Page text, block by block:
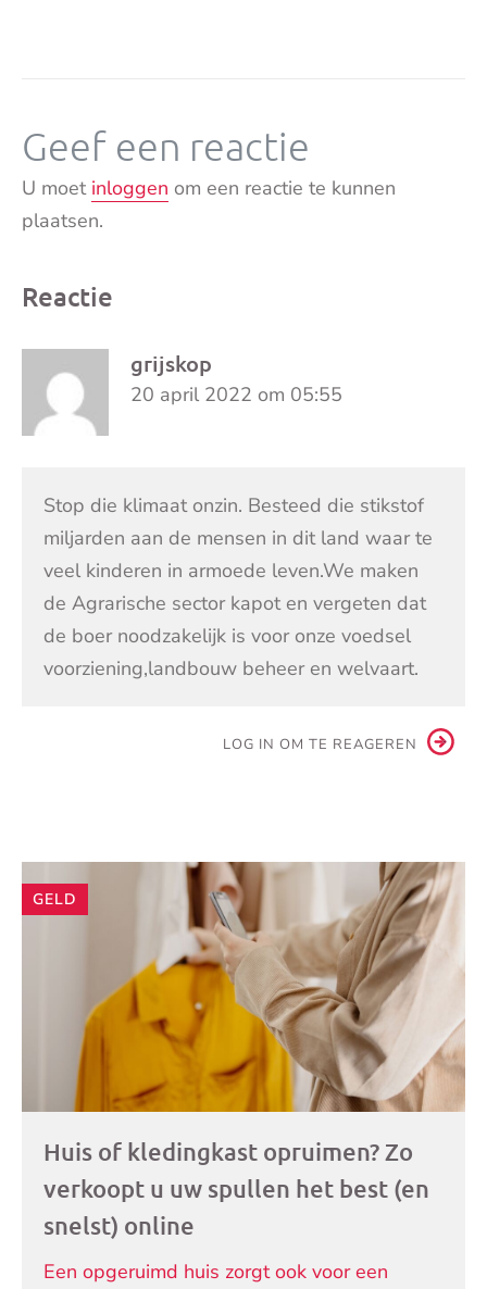
Geef een reactie
U moet inloggen om een reactie te kunnen
plaatsen.
Reactie
grijskop
20 april 2022 om 05:55
Stop die klimaat onzin. Besteed die stikstof
miljarden aan de mensen in dit land waar te
veel kinderen in armoede leven.We maken
de Agrarische sector kapot en vergeten dat
de boer noodzakelijk is voor onze voedsel
voorziening,landbouw beheer en welvaart.
LOG IN OM TE REAGEREN
Andere
artikelen
GELD
Huis of kledingkast opruimen? Zo
verkoopt u uw spullen het best (en
snelst) online
Een opgeruimd huis zorgt ook voor een